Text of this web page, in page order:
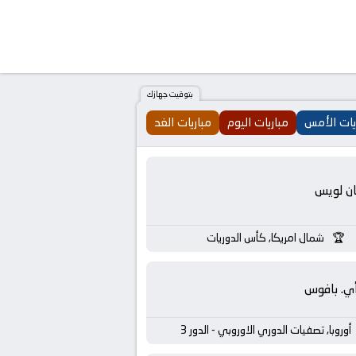
بتوقيت جهازك
الأمس مباريات اليوم مباريات الغد
لويس
شمال امريكا, كأس الدوريات
بافوس
أوروبا, تصفيات الدوري الاوروبي - الدور 3